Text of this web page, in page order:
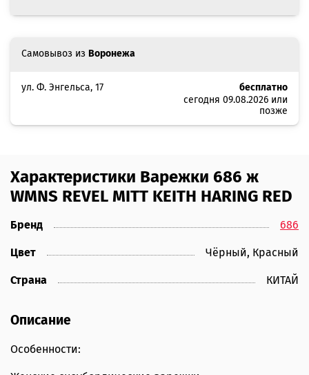
Самовывоз из Воронежа
ул. Ф. Энгельса, 17
бесплатно
сегодня 09.08.2026 или
позже
Характеристики Варежки 686 ж
WMNS REVEL MITT KEITH HARING RED
Бренд 686
Цвет Чёрный, Красный
Страна КИТАЙ
Описание
Особенности: